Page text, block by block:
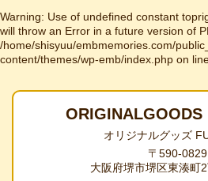
Warning: Use of undefined constant
will throw an Error in a future version of
/home/shisyuu/embmemories.com/
content/themes/wp-emb/index.php on
ORIGINALGOODS
オリジナルグッズ
〒590-0829
大阪府堺市堺区東湊町